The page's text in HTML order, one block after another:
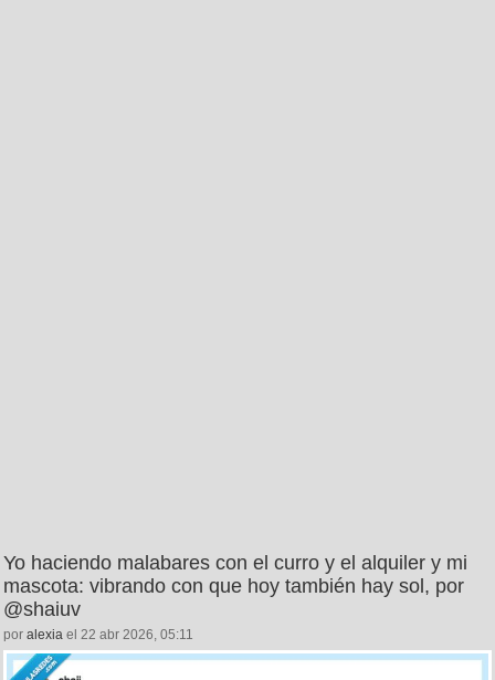
Yo haciendo malabares con el curro y el alquiler y mi
mascota: vibrando con que hoy también hay sol, por
@shaiuv
por alexia el 22 abr 2026, 05:11